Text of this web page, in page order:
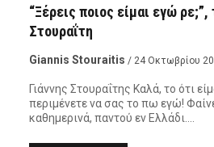
“Ξέρεις ποιος είμαι εγώ ρε;”,
Στουραΐτη
Giannis Stouraitis / 24 Οκτωβρίου
Γιάννης Στουραΐτης Καλά, το ότι
περιμένετε να σας το πω εγώ!
καθημερινά, παντού εν Ελλάδι….